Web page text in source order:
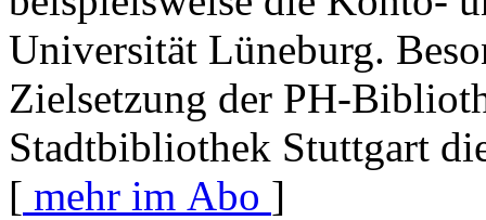
Universität Lüneburg.
Zielsetzung der PH-
Stadtbibliothek Stuttgart
[ mehr im Abo ]